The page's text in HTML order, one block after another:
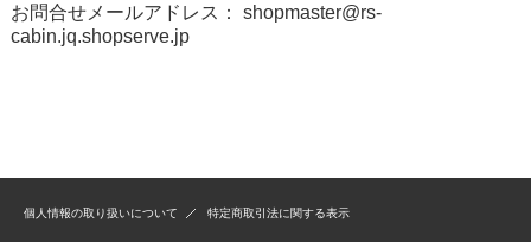
お問合せメールアドレス： shopmaster@rs-
cabin.jq.shopserve.jp
個人情報の取り扱いについて 特定商取引法に関する表示